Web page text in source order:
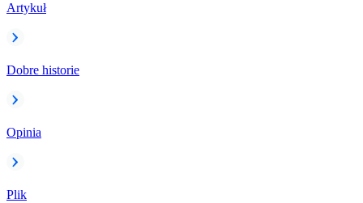
Artykuł
Dobre historie
Opinia
Plik